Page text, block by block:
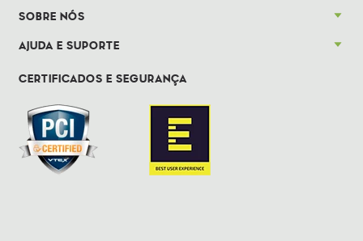
SOBRE NÓS
AJUDA E SUPORTE
CERTIFICADOS E SEGURANÇA